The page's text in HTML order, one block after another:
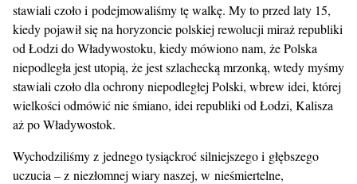
stawiali czoło i podejmowaliśmy tę walkę. My to przed laty 15,
kiedy pojawił się na horyzoncie polskiej rewolucji miraż republiki
od Łodzi do Władywostoku, kiedy mówiono nam, że Polska
niepodległa jest utopią, że jest szlachecką mrzonką, wtedy myśmy
stawiali czoło dla ochrony niepodległej Polski, wbrew idei, której
wielkości odmówić nie śmiano, idei republiki od Łodzi, Kalisza
aż po Władywostok.
Wychodziliśmy z jednego tysiąckroć silniejszego i głębszego
uczucia – z niezłomnej wiary naszej, w nieśmiertelne,